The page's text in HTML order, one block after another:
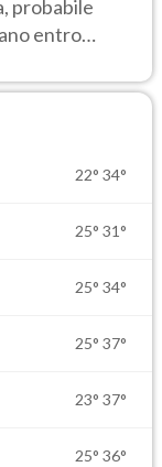
probabile
entro
22° 34°
25° 31°
25° 34°
25° 37°
23° 37°
25° 36°